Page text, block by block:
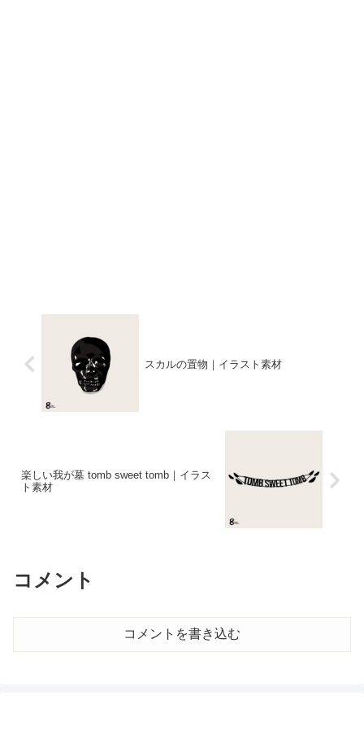
スカルの置物｜イラスト素材
楽しい我が墓 tomb sweet tomb｜イラス
ト素材
コメント
コメントを書き込む